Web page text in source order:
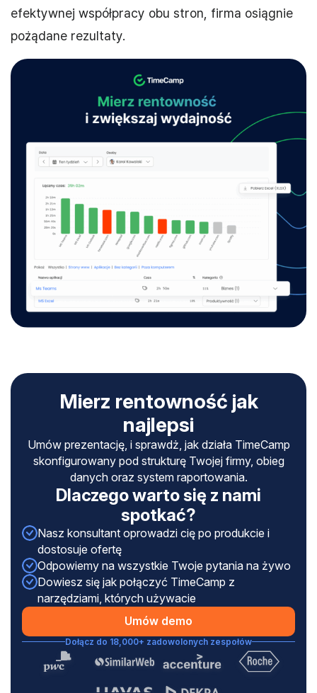
efektywnej współpracy obu stron, firma osiągnie
pożądane rezultaty.
Mierz rentowność jak
najlepsi
Umów prezentację, i sprawdż, jak działa TimeCamp
skonfigurowany pod strukturę Twojej firmy, obieg
danych oraz system raportowania.
Dlaczego warto się z nami
spotkać?
Nasz konsultant oprowadzi cię po produkcie i
dostosuje ofertę
Odpowiemy na wszystkie Twoje pytania na żywo
Dowiesz się jak połączyć TimeCamp z
narzędziami, których używacie
Umów demo
Dołącz do 18,000+ zadowolonych zespołów